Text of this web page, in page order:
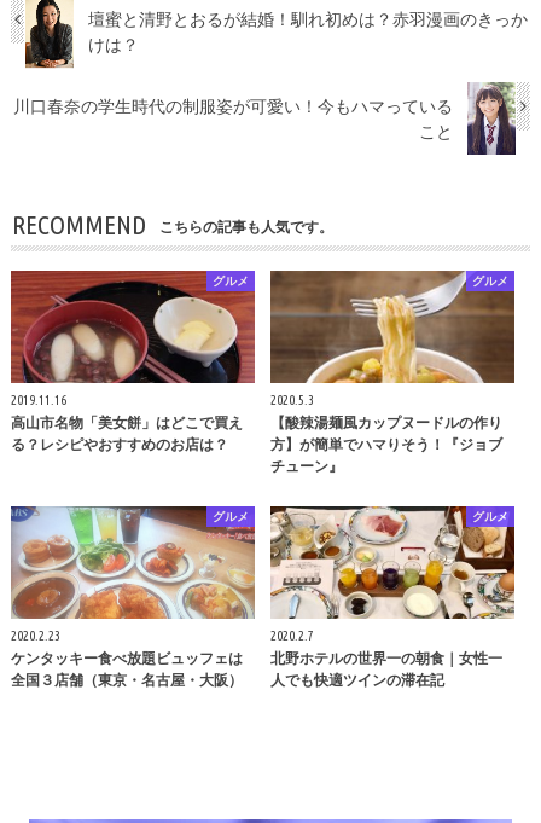
壇蜜と清野とおるが結婚！馴れ初めは？赤羽漫画のきっか
けは？
川口春奈の学生時代の制服姿が可愛い！今もハマっている
こと
RECOMMEND こちらの記事も人気です。
グルメ
2019.11.16
高山市名物「美女餅」はどこで買え
る？レシピやおすすめのお店は？
グルメ
2020.5.3
【酸辣湯麺風カップヌードルの作り
方】が簡単でハマりそう！『ジョブ
チューン』
グルメ
2020.2.23
ケンタッキー食べ放題ビュッフェは
全国３店舗（東京・名古屋・大阪）
グルメ
2020.2.7
北野ホテルの世界一の朝食｜女性一
人でも快適ツインの滞在記